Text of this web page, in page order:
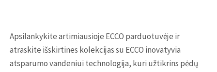
Apsilankykite artimiausioje ECCO parduotuvėje ir
atraskite išskirtines kolekcijas su ECCO inovatyvia
atsparumo vandeniui technologija, kuri užtikrins pėdų